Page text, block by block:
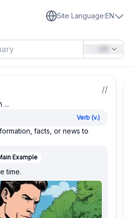
Site Language:EN
//
...
Verb (v.)
facts, or news to
Example
time.